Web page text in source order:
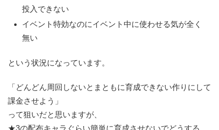
投入できない
イベント特効なのにイベント中に使わせる気が全く
無い
という状況になっています。
「どんどん周回しないとまともに育成できない作りにして
課金させよう」
って狙いだと思いますが、
★3の配布キャラぐらい簡単に育成させないでどうする